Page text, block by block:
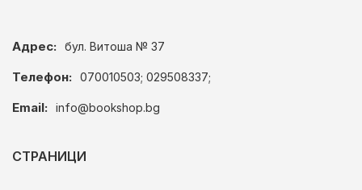
Адрес: бул. Витоша № 37
Телефон: 070010503; 029508337;
Email: info@bookshop.bg
СТРАНИЦИ